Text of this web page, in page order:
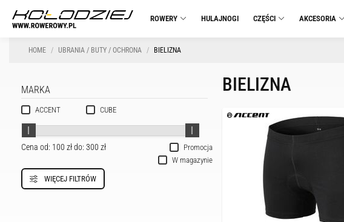
ROWERY HULAJNOGI CZĘŚCI AKCESORIA
HOME UBRANIA / BUTY / OCHRONA BIELIZNA
MARKA
ACCENT CUBE
Promocja
Cena od: 100 złdo: 300 zł
W magazynie
WIĘCEJ FILTRÓW
BIELIZNA